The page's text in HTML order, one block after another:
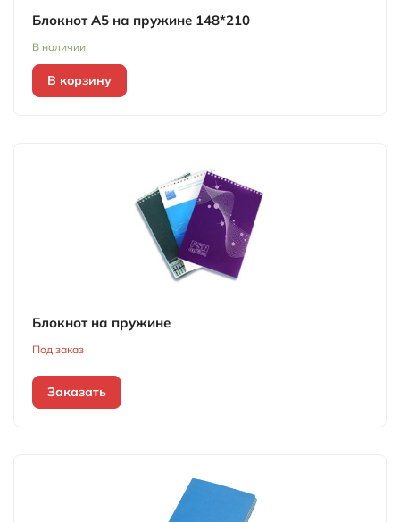
Блокнот А5 на пружине 148*210
В наличии
В корзину
Блокнот на пружине
Под заказ
Заказать